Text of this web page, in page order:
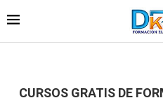
CURSOS GRATIS DE